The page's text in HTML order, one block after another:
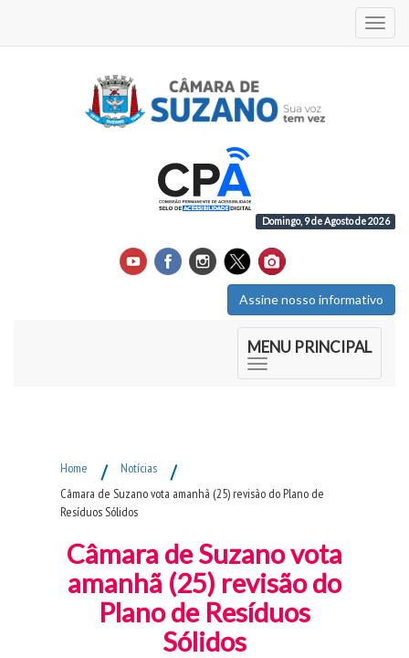
Domingo, 9 de Agosto de 2026
Assine nosso informativo
MENU PRINCIPAL
Home / Notícias /
Câmara de Suzano vota amanhã (25) revisão do Plano de
Resíduos Sólidos
Câmara de Suzano vota
amanhã (25) revisão do
Plano de Resíduos
Sólidos